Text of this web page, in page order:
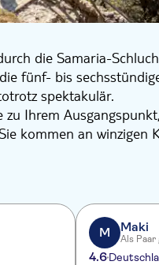
die Samaria-
fünf- bis
spektakulär.
Ihrem
kommen an winzigen
mit etwas Glück ein
Passage der
und können -
Nach dieser Pause
für Outdoor-Fans.
M Maki
Als
4.6